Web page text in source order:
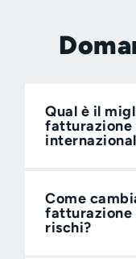
Qual è il
fatturazione
Come
fatturazione
rischi?